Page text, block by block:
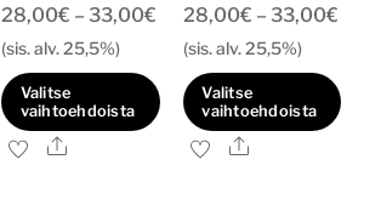
28,00€ – 33,00€ Hintaluokka:
28,00€
33,00€
(sis. alv. 25,5%)
Valitse
vaihtoehdoista
Tällä
Ale
28,00€ – 33,00€
(sis. alv. 25,5%)
Valitse
vaihtoehdoista
Tällä
Ale